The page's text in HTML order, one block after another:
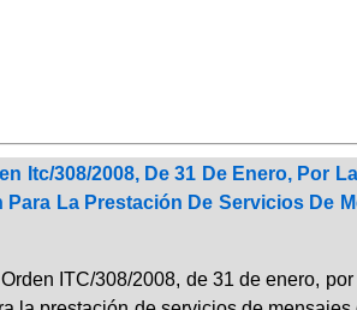
Itc/308/2008, De 31 De Enero, Por
La Prestación De Servicios De
ITC/308/2008, de 31 de enero,